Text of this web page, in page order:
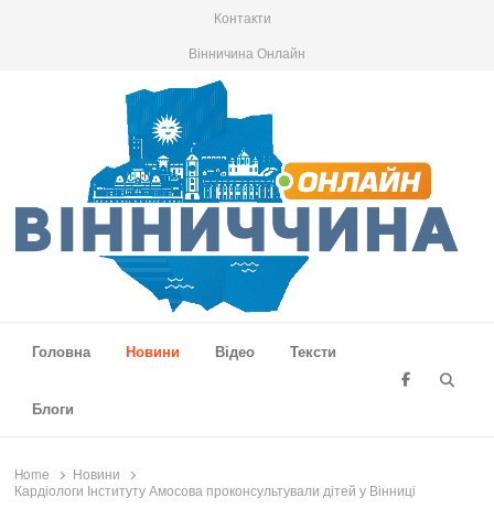
Контакти
Вінничина Онлайн
Головна
Новини Відео Тексти
Блоги
Home
Новини
Кардіологи Інституту Амосова проконсультували дітей у Вінниці